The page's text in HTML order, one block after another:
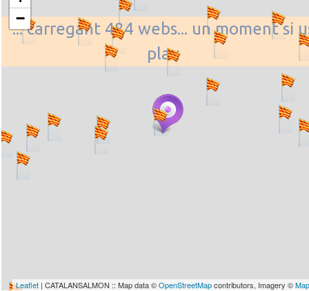
... carregant 484 webs... un moment si
plau
−
Leaflet | CATALANSALMON :: Map data ©OpenStreetMapcontributors, Imagery ©